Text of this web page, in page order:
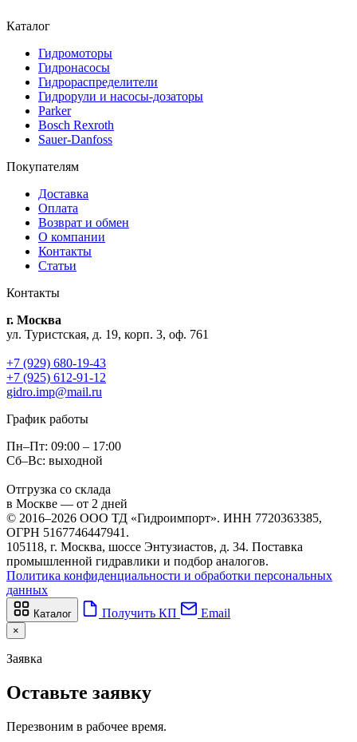
Каталог
Гидромоторы
Гидронасосы
Гидрораспределители
Гидрорули и насосы-дозаторы
Parker
Bosch Rexroth
Sauer-Danfoss
Покупателям
Доставка
Оплата
Возврат и обмен
О компании
Контакты
Статьи
Контакты
г. Москва
ул. Туристская, д. 19, корп. 3, оф. 761
+7 (929) 680-19-43
+7 (925) 612-91-12
gidro.imp@mail.ru
График работы
Пн–Пт: 09:00 – 17:00
Сб–Вс: выходной
Отгрузка со склада
в Москве — от 2 дней
© 2016–2026 ООО ТД «Гидроимпорт». ИНН 7720363385,
ОГРН 5167746447941.
105118, г. Москва, шоссе Энтузиастов, д. 34. Поставка
промышленной гидравлики и подбор аналогов.
Политика конфиденциальности и обработки персональных
данных
Каталог Получить КП Email
×
Заявка
Оставьте заявку
Перезвоним в рабочее время.